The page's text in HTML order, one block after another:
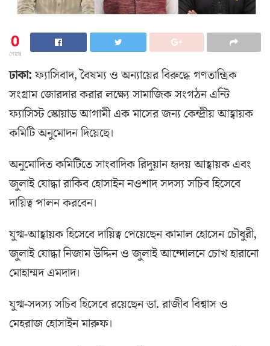
0
শেয়ার
ঢাকা:ফ্যাসিবাদ, বৈষম্য ও অন্যায়ের বিরুদ্ধে গণতান্ত্রিক
সংগ্রাম জোরদার করার লক্ষ্যে সামাজিক সংগঠন এন্টি
ফ্যাসিস্ট স্কোয়াড আগামী এক মাসের জন্য কেন্দ্রীয় আহ্বায়ক
কমিটি অনুমোদন দিয়েছে।
অনুমোদিত কমিটিতে সাংবাদিক রিদুয়ান হৃদয় আহ্বায়ক এবং
জুলাই যোদ্ধা রাকিব হোসাইন নওশাদ সদস্য সচিব হিসেবে
দায়িত্ব পালন করবেন।
যুগ্ম-আহ্বায়ক হিসেবে দায়িত্ব পেয়েছেন কামাল হোসেন চৌধুরী,
জুলাই যোদ্ধা নিজাম উদ্দিন ও জুলাই আন্দোলনে চোখ হারানো
মোহাম্মদ এমদাদ।
যুগ্ম-সদস্য সচিব হিসেবে রয়েছেন ডা. রাজীব বিশ্বাস ও
মেহরাজ হোসাইন মারুফ।